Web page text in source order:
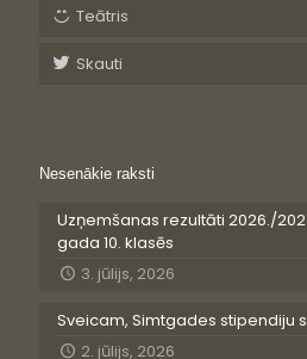
Teātris
Skauti
Nesenākie raksti
Uzņemšanas rezultāti 2026./
gada 10. klasēs
3. jūlijs, 2026
Sveicam, Simtgades stipendiju
2. jūlijs, 2026